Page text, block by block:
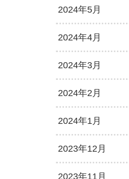
2024年5月
2024年4月
2024年3月
2024年2月
2024年1月
2023年12月
2023年11月